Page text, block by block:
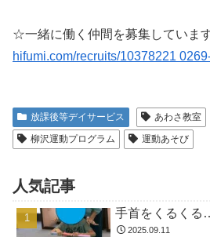
☆一緒に働く仲間を募集していま
hifumi.com/recruits/10378221
放課後等デイサービス あわさ教室
柳沢運動プログラム
運動あそび
人気記事
手首をくるくる
2025.09.11